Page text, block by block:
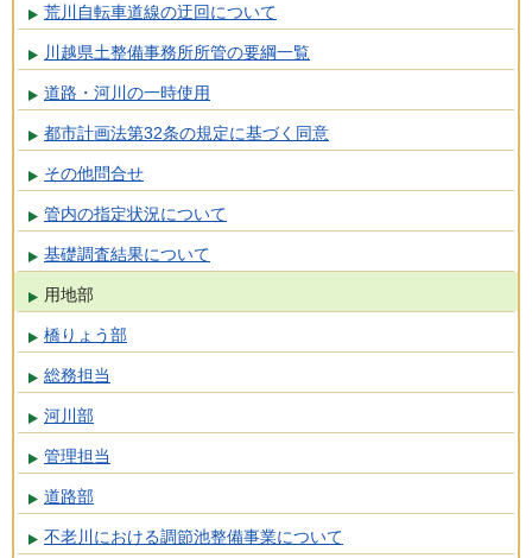
荒川自転車道線の迂回について
川越県土整備事務所所管の要綱一覧
道路・河川の一時使用
都市計画法第32条の規定に基づく同意
その他問合せ
管内の指定状況について
基礎調査結果について
用地部
橋りょう部
総務担当
河川部
管理担当
道路部
不老川における調節池整備事業について